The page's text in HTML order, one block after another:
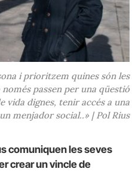
i prioritzem quines són les
passen per una qüestió
vida dignes, tenir accés a una
menjador social..» | Pol Rius
comuniquen les seves
crear un vincle de